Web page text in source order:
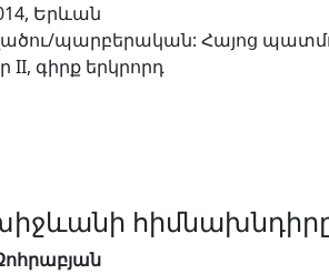
Երևան
պարբերական: Հայոց
II, գիրք երկրորդ